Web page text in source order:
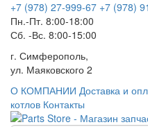
+7 (978) 27-999-67 +7 (978)
Пн.-Пт. 8:00-18:00
Сб. -Вс. 8:00-15:00
г. Симферополь,
ул. Маяковского 2
О КОМПАНИИ Доставка и
котлов Контакты